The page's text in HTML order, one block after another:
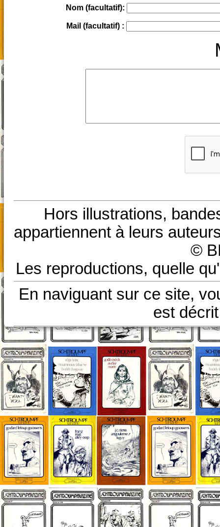
Nom (facultatif):
Mail (facultatif) :
Hors illustrations,
appartiennent à leurs
©
Les reproductions, quelle
En naviguant sur ce site,
est